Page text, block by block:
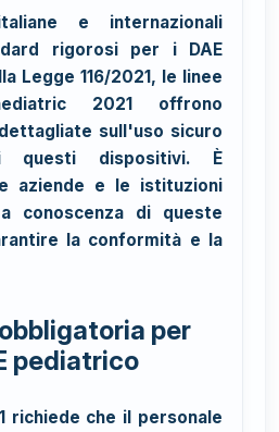
e internazionali
rigorosi per i DAE
Legge 116/2021, le linee
2021 offrono
sull'uso sicuro
dispositivi. È
aziende e le istituzioni
conoscenza di queste
la conformità e la
per
pediatrico
richiede che il personale